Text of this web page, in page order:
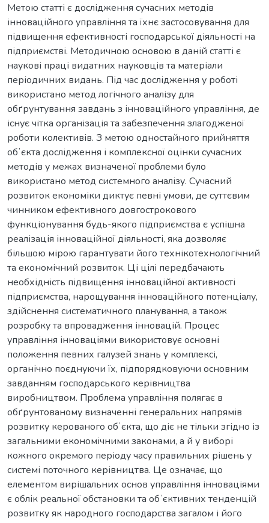
Метою статті є дослідження сучасних методів
інноваційного управління та їхнє застосовування для
підвищення ефективності господарської діяльності на
підприємстві. Методичною основою в даній статті є
наукові праці видатних науковців та матеріали
періодичних видань. Під час дослідження у роботі
використано метод логічного аналізу для
обґрунтування завдань з інноваційного управління, де
існує чітка організація та забезпечення злагодженої
роботи колективів. З метою одностайного прийняття
обʼєкта дослідження і комплексної оцінки сучасних
методів у межах визначеної проблеми було
використано метод системного аналізу. Сучасний
розвиток економіки диктує певні умови, де суттєвим
чинником ефективного довгострокового
функціонування будь-якого підприємства є успішна
реалізація інноваційної діяльності, яка дозволяє
більшою мірою гарантувати його технікотехнологічний
та економічний розвиток. Ці цілі передбачають
необхідність підвищення інноваційної активності
підприємства, нарощування інноваційного потенціалу,
здійснення систематичного планування, а також
розробку та впровадження інновацій. Процес
управління інноваціями використовує основні
положення певних галузей знань у комплексі,
органічно поєднуючи їх, підпорядковуючи основним
завданням господарського керівництва
виробництвом. Проблема управління полягає в
обґрунтованому визначенні генеральних напрямів
розвитку керованого обʼєкта, що діє не тільки згідно із
загальними економічними законами, а й у виборі
кожного окремого періоду часу правильних рішень у
системі поточного керівництва. Це означає, що
елементом вирішальних основ управління інноваціями
є облік реальної обстановки та обʼєктивних тенденцій
розвитку як народного господарства загалом і його